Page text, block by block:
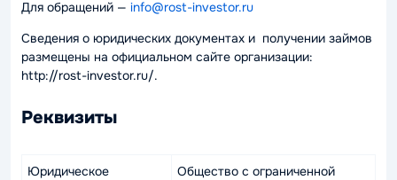
Для обращений — info@rost-investor.ru
Сведения о юридических документах и получении займов
размещены на официальном сайте организации:
http://rost-investor.ru/.
Реквизиты
Юридическое
Общество с ограниченной